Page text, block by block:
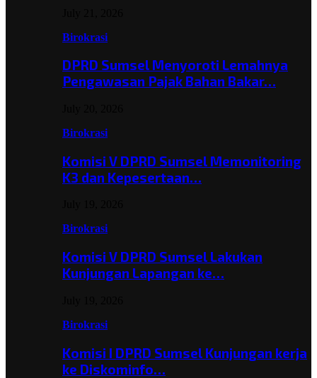
Birokrasi
DPRD Sumsel Menyoroti Lemahnya
Pengawasan Pajak Bahan Bakar…
Birokrasi
Komisi V DPRD Sumsel Memonitoring
K3 dan Kepesertaan…
Birokrasi
Komisi V DPRD Sumsel Lakukan
Kunjungan Lapangan ke…
Birokrasi
Komisi I DPRD Sumsel Kunjungan kerja
ke Diskominfo…